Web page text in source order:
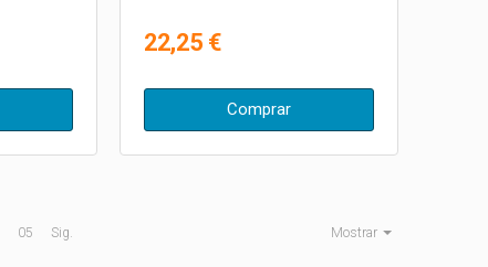
22,25 €
Comprar
05 Sig. Mostrar